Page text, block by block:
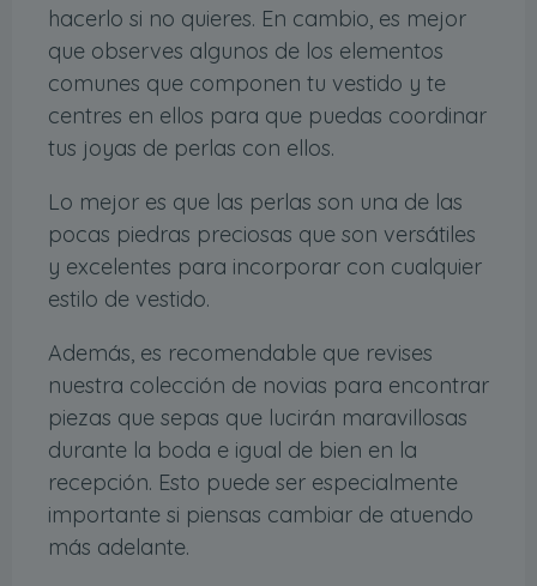
hacerlo si no quieres. En cambio, es mejor
que observes algunos de los elementos
comunes que componen tu vestido y te
centres en ellos para que puedas coordinar
tus joyas de perlas con ellos.
Lo mejor es que las perlas son una de las
pocas piedras preciosas que son versátiles
y excelentes para incorporar con cualquier
estilo de vestido.
Además, es recomendable que revises
nuestra colección de novias para encontrar
piezas que sepas que lucirán maravillosas
durante la boda e igual de bien en la
recepción. Esto puede ser especialmente
importante si piensas cambiar de atuendo
más adelante.